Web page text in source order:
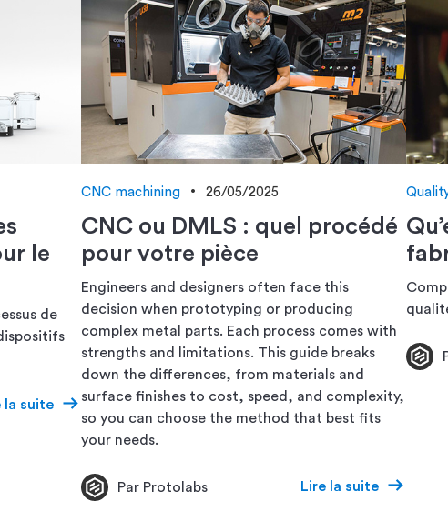
le
de
la suite
CNC machining 26/05/2025
CNC ou DMLS : quel procédé
pour votre pièce
Engineers and designers often face this
decision when prototyping or producing
complex metal parts. Each process comes with
strengths and limitations. This guide breaks
down the differences, from materials and
surface finishes to cost, speed, and complexity,
so you can choose the method that best fits
your needs.
Par Protolabs Lire la suite